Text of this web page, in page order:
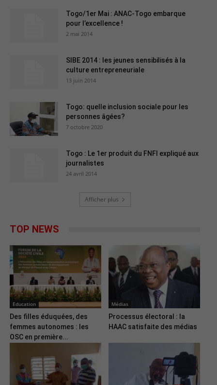
Togo/1er Mai : ANAC-Togo embarque
pour l’excellence !
2 mai 2014
SIBE 2014 : les jeunes sensibilisés à la
culture entrepreneuriale
13 juin 2014
Togo: quelle inclusion sociale pour les
personnes âgées?
7 octobre 2020
Togo : Le 1er produit du FNFI expliqué aux
journalistes
24 avril 2014
Afficher plus
TOP NEWS
Education
Des filles éduquées, des
femmes autonomes : les
OSC en première...
Médias
Processus électoral : la
HAAC satisfaite des médias